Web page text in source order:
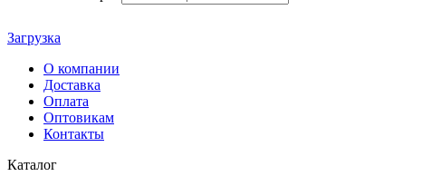
Загрузка
О компании
Доставка
Оплата
Оптовикам
Контакты
Каталог